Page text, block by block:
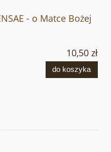
- o Matce Bożej
10,50 zł
do koszyka